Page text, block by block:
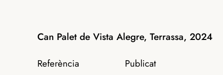
Can Palet de Vista Alegre, Terrassa, 2024
Referència Publicat